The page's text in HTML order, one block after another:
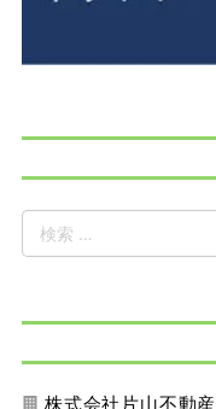
株式会社片山不動産